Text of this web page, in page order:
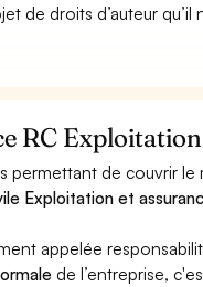
de droits d’auteur
RC
permettant de couvrir
Exploitation et
appelée
de l’entreprise,